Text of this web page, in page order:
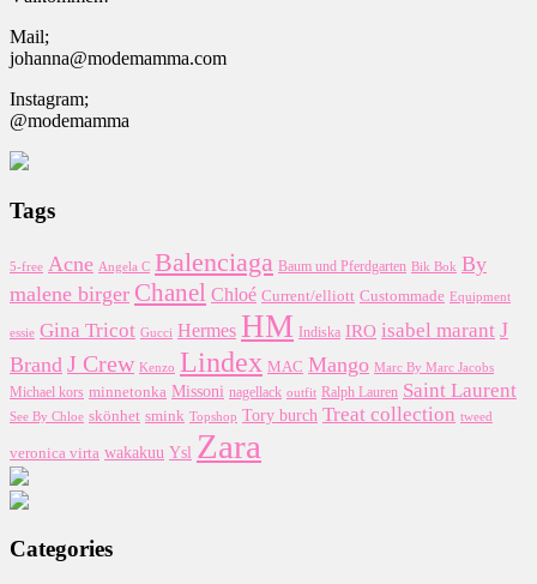
Mail;
johanna@modemamma.com
Instagram;
@modemamma
Tags
5-free Acne Angela C Balenciaga Baum und Pferdgarten Bik Bok By
malene birger Chanel Chloé Current/elliott Custommade Equipment
essie Gina Tricot Gucci Hermes HM Indiska IRO isabel marant J
Brand J Crew Kenzo Lindex MAC Mango Marc By Marc Jacobs
Michael kors minnetonka Missoni nagellack outfit Ralph Lauren Saint Laurent
See By Chloe skönhet smink Topshop Tory burch Treat collection tweed
veronica virta wakakuu Ysl Zara
Categories